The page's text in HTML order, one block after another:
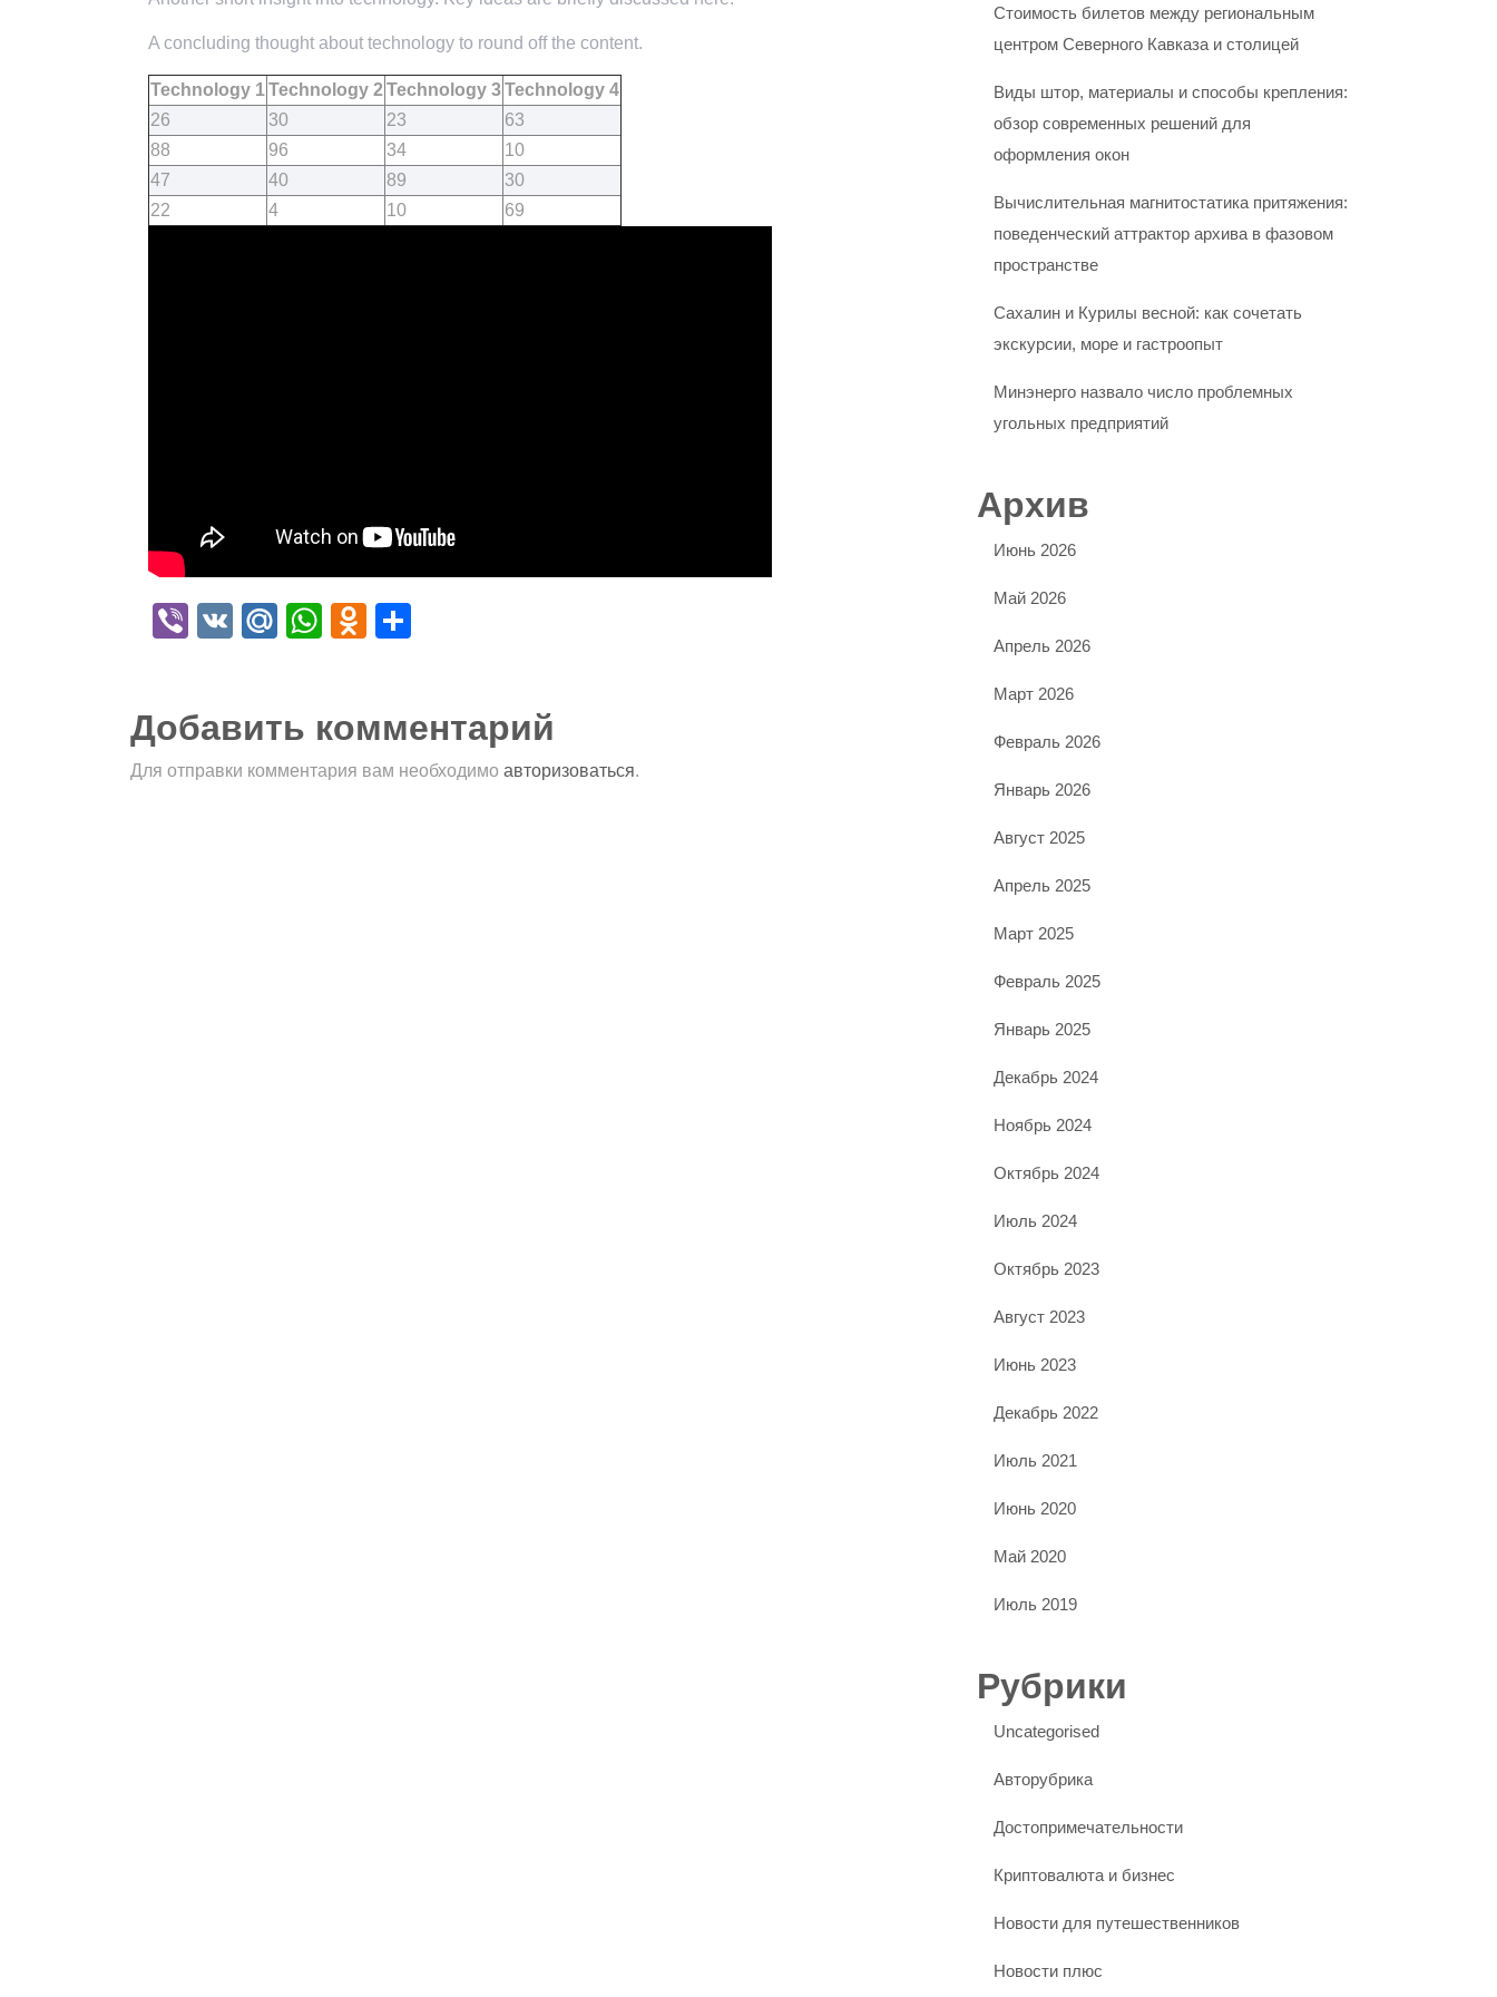
A concluding thought about technology to round off the content.
Technology 1Technology 2 Technology 3Technology 4
26
30 23
63
88
96 34
10
47
40 89
30
22
4 10 69
Viber
VK Mail.Ru
WhatsApp
Odnoklassniki
Добавить комментарий
Для отправки комментария вам необходимо авторизоваться.
Стоимость билетов между региональным
центром Северного Кавказа и столицей
Виды штор, материалы и способы крепления:
обзор современных решений для
оформления окон
Вычислительная магнитостатика притяжения:
поведенческий аттрактор архива в фазовом
пространстве
Сахалин и Курилы весной: как сочетать
экскурсии, море и гастроопыт
Минэнерго назвало число проблемных
угольных предприятий
Архив
Июнь 2026
Май 2026
Апрель 2026
Март 2026
Февраль 2026
Январь 2026
Август 2025
Апрель 2025
Март 2025
Февраль 2025
Январь 2025
Декабрь 2024
Ноябрь 2024
Октябрь 2024
Июль 2024
Октябрь 2023
Август 2023
Июнь 2023
Декабрь 2022
Июль 2021
Июнь 2020
Май 2020
Июль 2019
Рубрики
Uncategorised
Авторубрика
Достопримечательности
Криптовалюта и бизнес
Новости для путешественников
Новости плюс